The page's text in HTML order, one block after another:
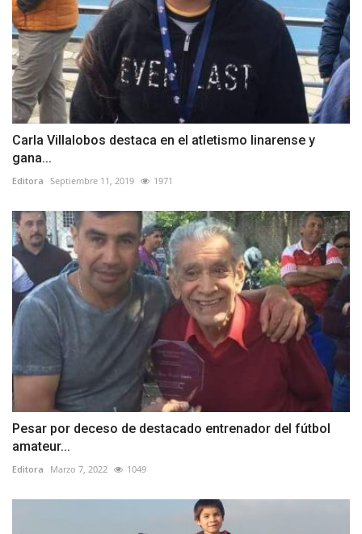
Carla Villalobos destaca en el atletismo linarense y
gana...
Editora Septiembre 11, 2019 1971
Pesar por deceso de destacado entrenador del fútbol
amateur...
Editora Marzo 7, 2022 1049